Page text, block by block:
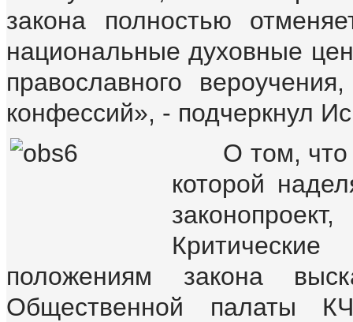
закона полностью
национальные духовные
православного
конфессий», - подчеркнул
О том, что
которой
положениям закона
Общественной палаты